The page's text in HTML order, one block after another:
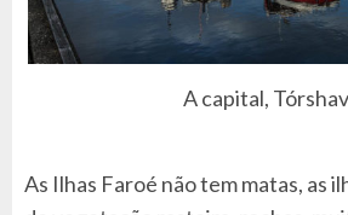
A capital,
As Ilhas Faroé não tem matas, as